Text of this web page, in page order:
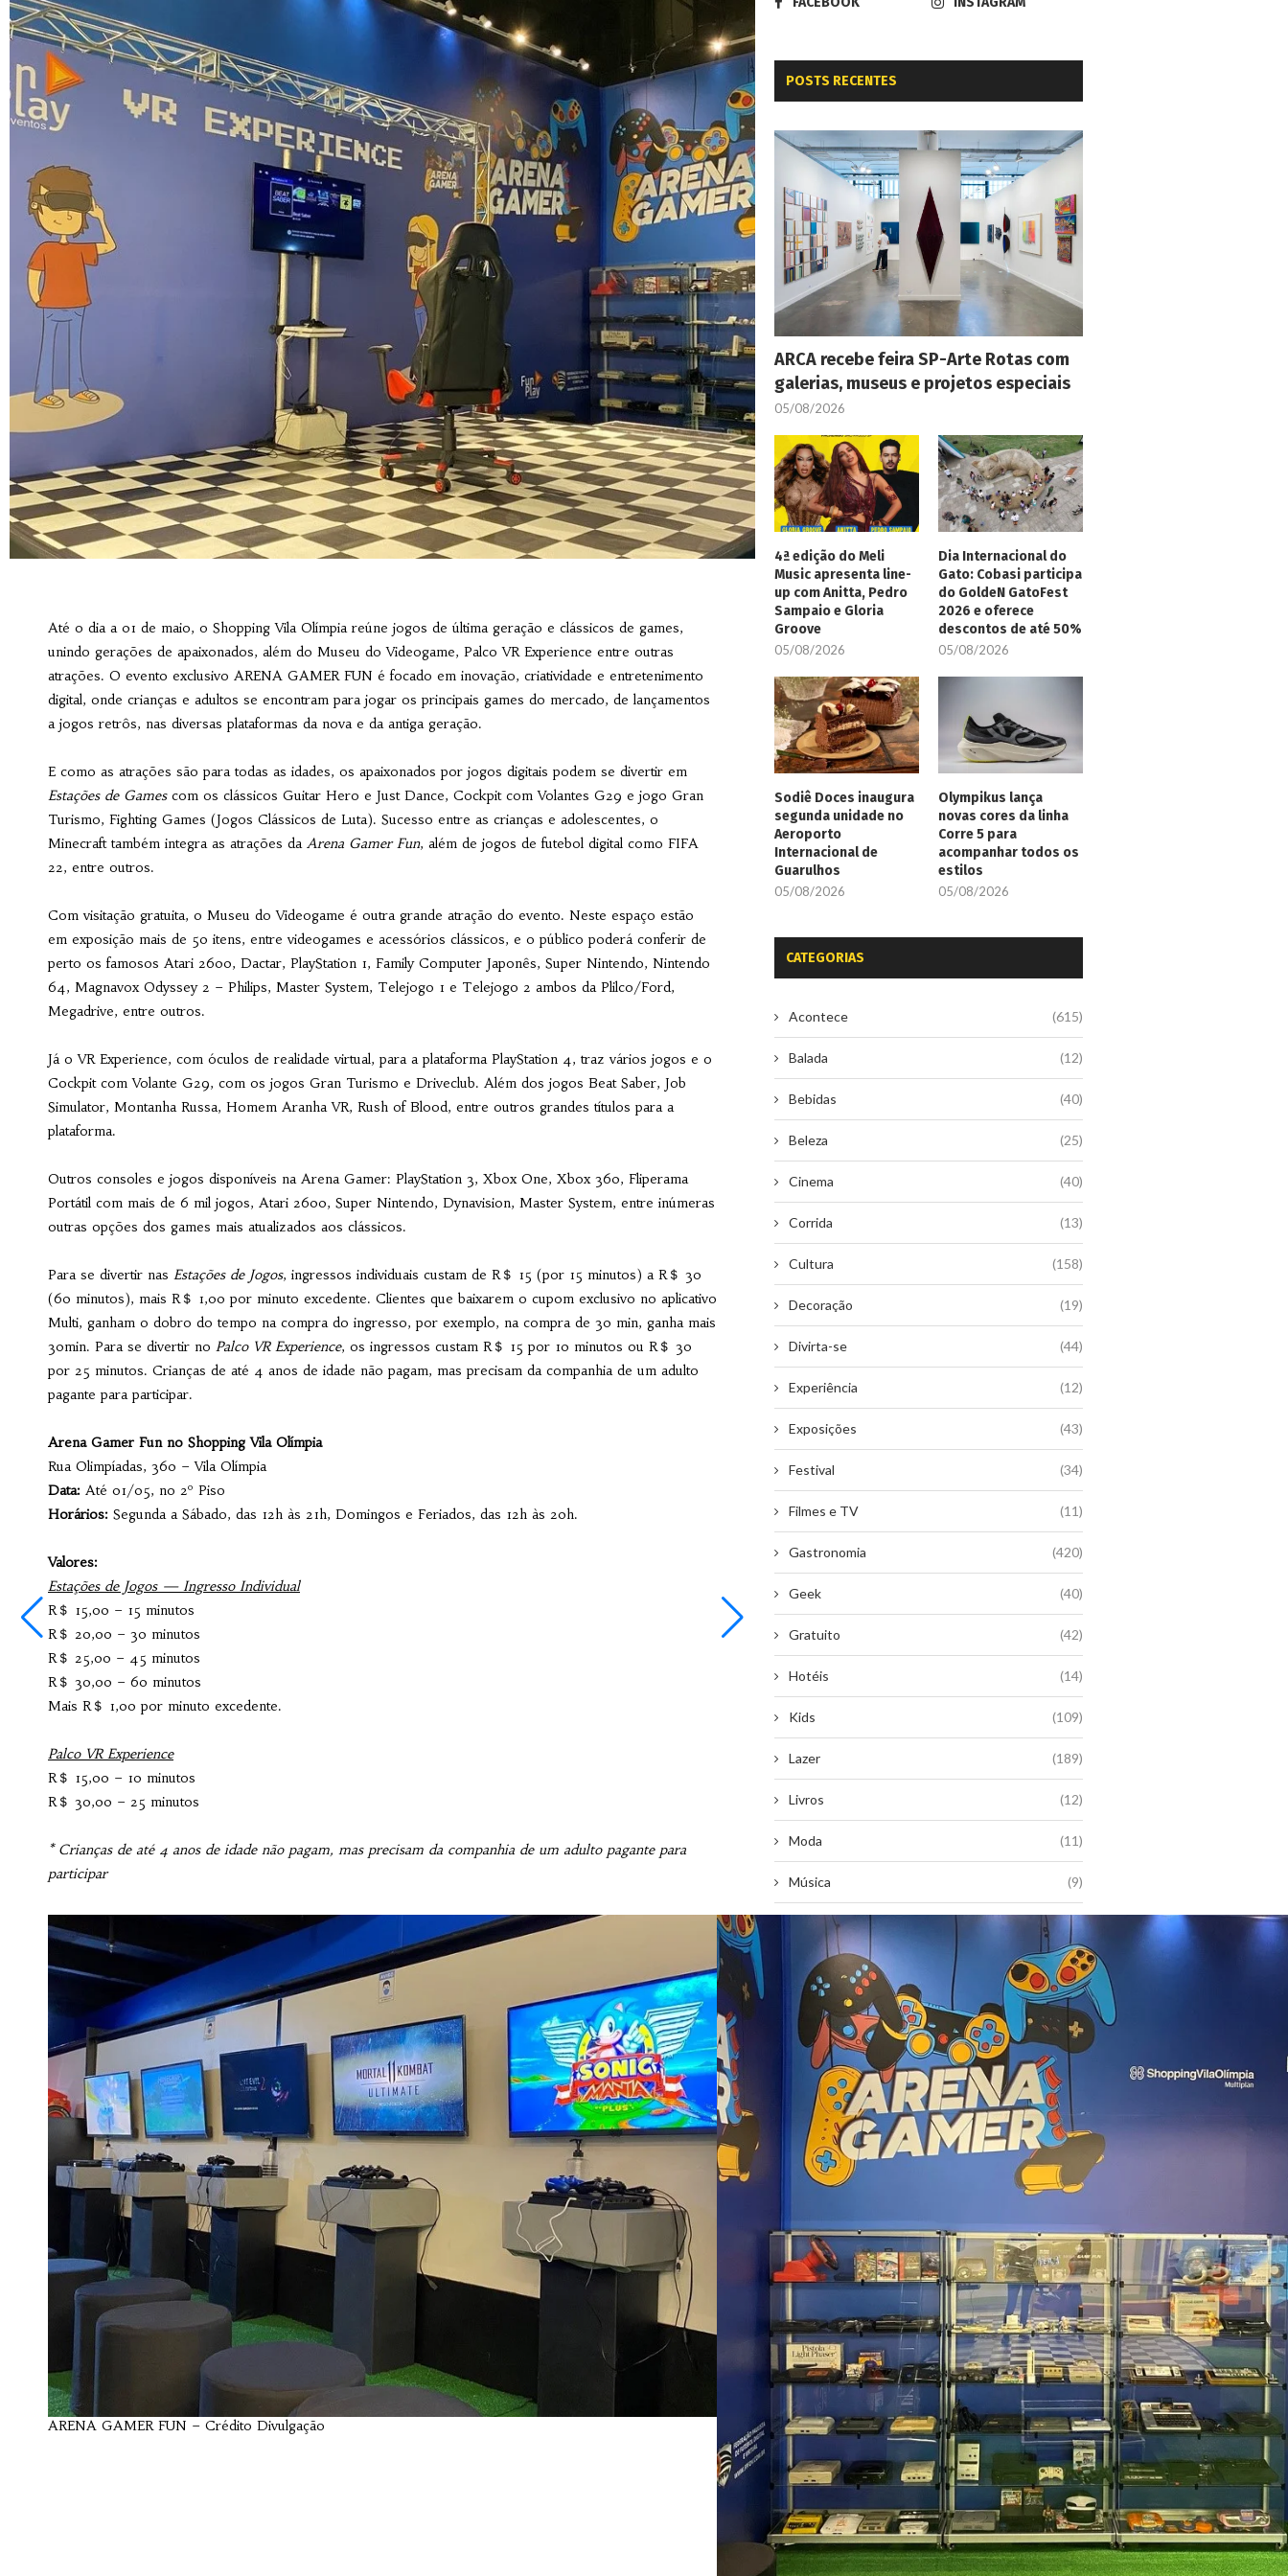
Até o dia a 01 de maio, o Shopping Vila Olímpia reúne jogos de última geração e clássicos de games,
unindo gerações de apaixonados, além do Museu do Videogame, Palco VR Experience entre outras
atrações. O evento exclusivo ARENA GAMER FUN é focado em inovação, criatividade e entretenimento
digital, onde crianças e adultos se encontram para jogar os principais games do mercado, de lançamentos
a jogos retrôs, nas diversas plataformas da nova e da antiga geração.
E como as atrações são para todas as idades, os apaixonados por jogos digitais podem se divertir em
Estações de Gamescom os clássicos Guitar Hero e Just Dance, Cockpit com Volantes G29 e jogo Gran
Turismo, Fighting Games (Jogos Clássicos de Luta). Sucesso entre as crianças e adolescentes, o
Minecraft também integra as atrações da Arena Gamer Fun, além de jogos de futebol digital como FIFA
22, entre outros.
Com visitação gratuita, o Museu do Videogame é outra grande atração do evento. Neste espaço estão
em exposição mais de 50 itens, entre videogames e acessórios clássicos, e o público poderá conferir de
perto os famosos Atari 2600, Dactar, PlayStation 1, Family Computer Japonês, Super Nintendo, Nintendo
64, Magnavox Odyssey 2 – Philips, Master System, Telejogo 1 e Telejogo 2 ambos da Plilco/Ford,
Megadrive, entre outros.
Já o VR Experience, com óculos de realidade virtual, para a plataforma PlayStation 4, traz vários jogos e o
Cockpit com Volante G29, com os jogos Gran Turismo e Driveclub. Além dos jogos Beat Saber, Job
Simulator, Montanha Russa, Homem Aranha VR, Rush of Blood, entre outros grandes títulos para a
plataforma.
Outros consoles e jogos disponíveis na Arena Gamer: PlayStation 3, Xbox One, Xbox 360, Fliperama
Portátil com mais de 6 mil jogos, Atari 2600, Super Nintendo, Dynavision, Master System, entre inúmeras
outras opções dos games mais atualizados aos clássicos.
Para se divertir nas Estações de Jogos, ingressos individuais custam de R＄ 15 (por 15 minutos) a R＄ 30
(60 minutos), mais R＄ 1,00 por minuto excedente. Clientes que baixarem o cupom exclusivo no aplicativo
Multi, ganham o dobro do tempo na compra do ingresso, por exemplo, na compra de 30 min, ganha mais
30min. Para se divertir no Palco VR Experience, os ingressos custam R＄ 15 por 10 minutos ou R＄ 30
por 25 minutos. Crianças de até 4 anos de idade não pagam, mas precisam da companhia de um adulto
pagante para participar.
Arena Gamer Fun no Shopping Vila Olímpia
Rua Olimpíadas, 360 – Vila Olímpia
Data: Até 01/05, no 2º Piso
Horários: Segunda a Sábado, das 12h às 21h, Domingos e Feriados, das 12h às 20h.
Valores:
Estações de Jogos — Ingresso Individual
R＄ 15,00 – 15 minutos
R＄ 20,00 – 30 minutos
R＄ 25,00 – 45 minutos
R＄ 30,00 – 60 minutos
Mais R＄ 1,00 por minuto excedente.
Palco VR Experience
R＄ 15,00 – 10 minutos
R＄ 30,00 – 25 minutos
* Crianças de até 4 anos de idade não pagam, mas precisam da companhia de um adulto pagante para
participar
ARENA GAMER FUN – Crédito Divulgação
POSTS RECENTES
ARCA recebe feira SP-Arte Rotas com
galerias, museus e projetos especiais
05/08/2026
4ª edição do Meli
Music apresenta line-
up com Anitta, Pedro
Sampaio e Gloria
Groove
05/08/2026
Dia Internacional do
Gato: Cobasi participa
do GoldeN GatoFest
2026 e oferece
descontos de até 50%
05/08/2026
Sodiê Doces inaugura
segunda unidade no
Aeroporto
Internacional de
Guarulhos
05/08/2026
Olympikus lança
novas cores da linha
Corre 5 para
acompanhar todos os
estilos
05/08/2026
CATEGORIAS
Acontece (615)
Balada (12)
Bebidas (40)
Beleza (25)
Cinema (40)
Corrida (13)
Cultura (158)
Decoração (19)
Divirta-se (44)
Experiência (12)
Exposições (43)
Festival (34)
Filmes e TV (11)
Gastronomia (420)
Geek (40)
Gratuito (42)
Hotéis (14)
Kids (109)
Lazer (189)
Livros (12)
Moda (11)
Música (9)
(1)
Receitas (1)
Shoppings (104)
Shows (140)
Teatro (93)
Tecnologia (4)
Viagens